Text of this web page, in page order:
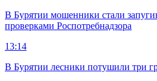
В Бурятии мошенники стали
проверками Роспотребнадзора
13:14
В Бурятии лесники потушили три